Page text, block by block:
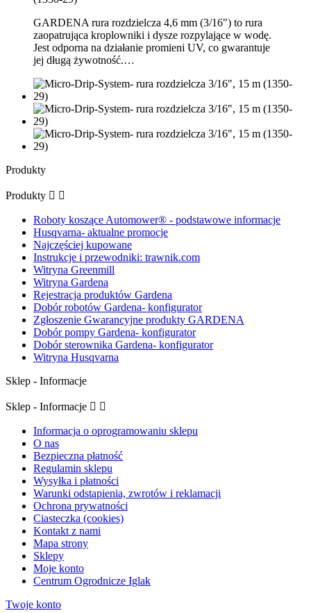
GARDENA rura rozdzielcza 4,6 mm (3/16") to rura
zaopatrująca kroplowniki i dysze rozpylające w wodę.
Jest odporna na działanie promieni UV, co gwarantuje
jej długą żywotność.…
Produkty
Produkty  
Roboty koszące Automower® - podstawowe informacje
Husqvarna- aktualne promocje
Najczęściej kupowane
Instrukcje i przewodniki: trawnik.com
Witryna Greenmill
Witryna Gardena
Rejestracja produktów Gardena
Dobór robotów Gardena- konfigurator
Zgłoszenie Gwarancyjne produkty GARDENA
Dobór pompy Gardena- konfigurator
Dobór sterownika Gardena- konfigurator
Witryna Husqvarna
Sklep - Informacje
Sklep - Informacje  
Informacja o oprogramowaniu sklepu
O nas
Bezpieczna płatność
Regulamin sklepu
Wysyłka i płatności
Warunki odstąpienia, zwrotów i reklamacji
Ochrona prywatności
Ciasteczka (cookies)
Kontakt z nami
Mapa strony
Sklepy
Moje konto
Centrum Ogrodnicze Iglak
Twoje konto